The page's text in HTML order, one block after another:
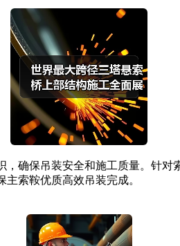
保吊装安全和施工质量。针对
索鞍优质高效吊装完成。